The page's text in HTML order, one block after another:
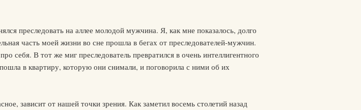
преследовать на аллее молодой мужчина. Я, как мне показалось, долго
часть моей жизни во сне прошла в бегах от преследователей-мужчин.
себя. В тот же миг преследователь превратился в очень интеллигентного
в квартиру, которую они снимали, и поговорила с ними об их
зависит от нашей точки зрения. Как заметил восемь столетий назад